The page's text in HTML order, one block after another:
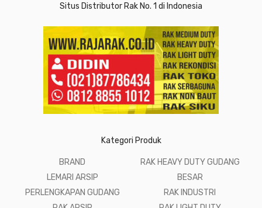
Situs Distributor Rak No. 1 di Indonesia
Kategori Produk
BRAND
LEMARI ARSIP
PERLENGKAPAN GUDANG
RAK HEAVY DUTY GUDANG
BESAR
RAK INDUSTRI